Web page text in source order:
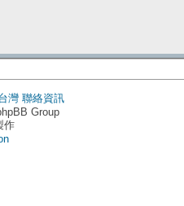
灣 聯絡資訊
Group
作